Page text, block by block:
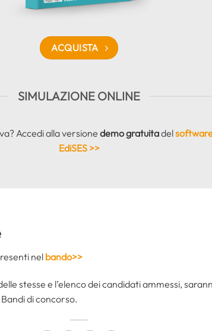
ACQUISTA
SIMULAZIONE ONLINE
Accedi alla versione demo gratuitadel
EdiSES >>
nel bando>>
stesse e l’elenco dei candidati ammessi,
di concorso.